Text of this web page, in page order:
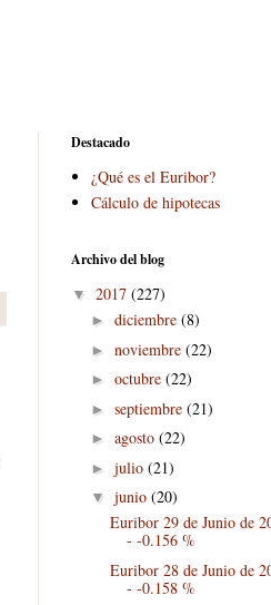
Destacado
¿Qué es el Euribor?
Cálculo de hipotecas
Archivo del blog
▼ 2017 (227)
► diciembre (8)
► noviembre (22)
► octubre (22)
► septiembre (21)
► agosto (22)
► julio (21)
▼ junio (20)
Euribor 29 de Junio de
- -0.156 %
Euribor 28 de Junio de
- -0.158 %